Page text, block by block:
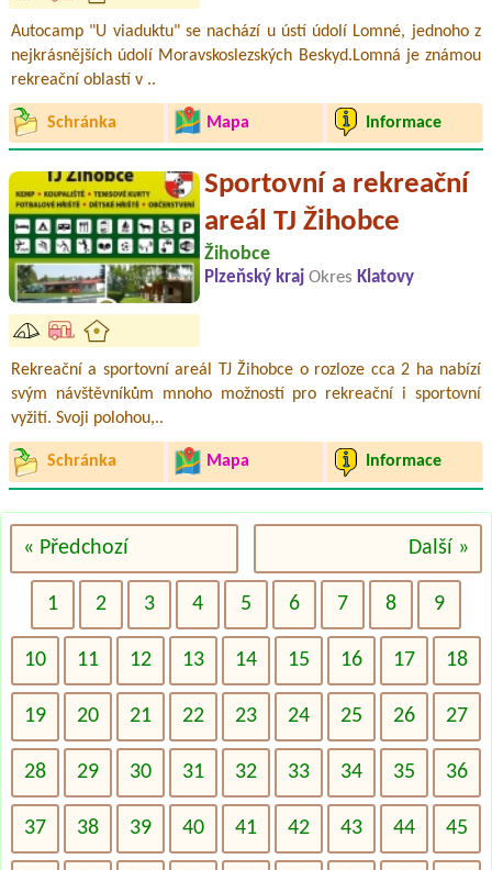
Autocamp "U viaduktu" se nachází u ústí údolí Lomné, jednoho z
nejkrásnějších údolí Moravskoslezských Beskyd.Lomná je známou
rekreační oblastí v ..
Schránka Mapa Informace
Sportovní a rekreační
areál TJ Žihobce
Žihobce
Plzeňský kraj Okres Klatovy
Rekreační a sportovní areál TJ Žihobce o rozloze cca 2 ha nabízí
svým návštěvníkům mnoho možností pro rekreační i sportovní
vyžití. Svoji polohou,..
Schránka Mapa Informace
« Předchozí Další »
1 2 3 4 5 6 7 8 9
10 11 12 13 14 15 16 17 18
19 20 21 22 23 24 25 26 27
28 29 30 31 32 33 34 35 36
37 38 39 40 41 42 43 44 45